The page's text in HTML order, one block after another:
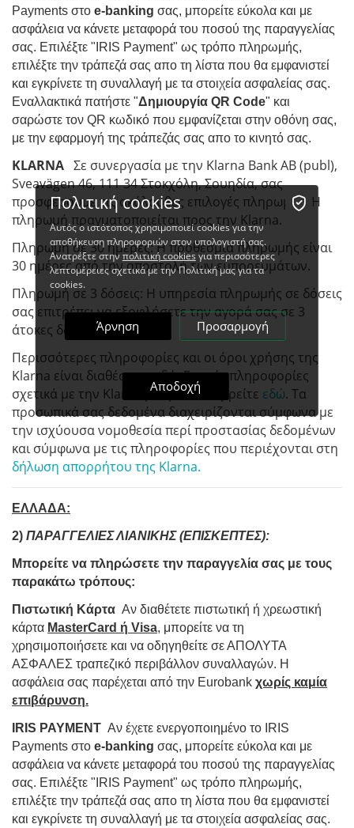
Payments στο e-banking σας, μπορείτε εύκολα και με
ασφάλεια να κάνετε μεταφορά του ποσού της παραγγελίας
σας. Επιλέξτε "IRIS Payment" ως τρόπο πληρωμής,
επιλέξτε την τράπεζά σας απο τη λίστα που θα εμφανιστεί
και εγκρίνετε τη συναλλαγή με τα στοιχεία ασφαλείας σας.
Εναλλακτικά πατήστε "Δημιουργία QR Code" και
σαρώστε τον QR κωδικό που εμφανίζεται στην οθόνη σας,
με την εφαρμογή της τράπεζάς σας απο το κινητό σας.
KLARNA Σε συνεργασία με την Klarna Bank AB (publ),
Sveavägen 46, 111 34 Στοκχόλη, Σουηδία, σας
προσφέρουμε τις ακόλουθες επιλογές πληρωμής. Η
πληρωμή πραγματοποιείται προς την Klarna.
Πληρωμή σε 30 ημέρες: Η προθεσμία πληρωμής είναι
30 ημέρες από την αποστολή των εμπορευμάτων.
Πληρωμή σε 3 δόσεις: Η υπηρεσία πληρωμής σε δόσεις
σας επιτρέπει να εξοφλήσετε την αγορά σας σε 3
άτοκες δόσεις.
Περισσότερες πληροφορίες και οι όροι χρήσης της
Klarna είναι διαθέσιμες εδώ. Γενικές πληροφορίες
σχετικά με την Klarna μπορείτε να βρείτε εδώ. Τα
προσωπικά σας δεδομένα διαχειρίζονται σύμφωνα με
την ισχύουσα νομοθεσία περί προστασίας δεδομένων
και σύμφωνα με τις πληροφορίες που περιέχονται στη
δήλωση απορρήτου της Klarna.
ΕΛΛΑΔΑ:
2) ΠΑΡΑΓΓΕΛΙΕΣ ΛΙΑΝΙΚΗΣ (ΕΠΙΣΚΕΠΤΕΣ):
Μπορείτε να πληρώσετε την παραγγελία σας με τους
παρακάτω τρόπους:
Πιστωτική Κάρτα Αν διαθέτετε πιστωτική ή χρεωστική
κάρτα MasterCard ή Visa, μπορείτε να τη
χρησιμοποιήσετε και να οδηγηθείτε σε ΑΠΟΛΥΤΑ
ΑΣΦΑΛΕΣ τραπεζικό περιβάλλον συναλλαγών. Η
ασφάλεια σας παρέχεται από την Eurobank χωρίς καμία
επιβάρυνση.
IRIS PAYMENT Αν έχετε ενεργοποιημένο το IRIS
Payments στο e-banking σας, μπορείτε εύκολα και με
ασφάλεια να κάνετε μεταφορά του ποσού της παραγγελίας
σας. Επιλέξτε "IRIS Payment" ως τρόπο πληρωμής,
επιλέξτε την τράπεζά σας απο τη λίστα που θα εμφανιστεί
και εγκρίνετε τη συναλλαγή με τα στοιχεία ασφαλείας σας.
Πολιτική cookies
Αυτός ο ιστότοπος χρησιμοποιεί cookies για την
αποθήκευση πληροφοριών στον υπολογιστή σας.
Ανατρέξτε στηνπολιτική cookiesγια περισσότερες
λεπτομέρειες σχετικά με την Πολιτική μας για τα
cookies.
Άρνηση Προσαρμογή
Αποδοχή